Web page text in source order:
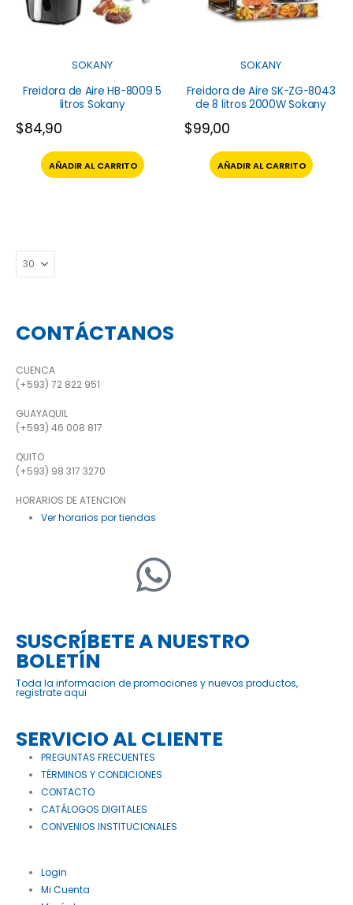
SOKANY
Freidora de Aire HB-8009 5
litros Sokany
$84,90
AÑADIR AL CARRITO
SOKANY
Freidora de Aire SK-ZG-8043
de 8 litros 2000W Sokany
$99,00
AÑADIR AL CARRITO
CONTÁCTANOS
CUENCA
(+593) 72 822 951
GUAYAQUIL
(+593) 46 008 817
QUITO
(+593) 98 317 3270
HORARIOS DE ATENCION
Ver horarios por tiendas
SUSCRÍBETE A NUESTRO
BOLETÍN
Toda la informacion de promociones y nuevos productos,
registrate aqui
SERVICIO AL CLIENTE
PREGUNTAS FRECUENTES
TÉRMINOS Y CONDICIONES
CONTACTO
CATÁLOGOS DIGITALES
CONVENIOS INSTITUCIONALES
Login
Mi Cuenta